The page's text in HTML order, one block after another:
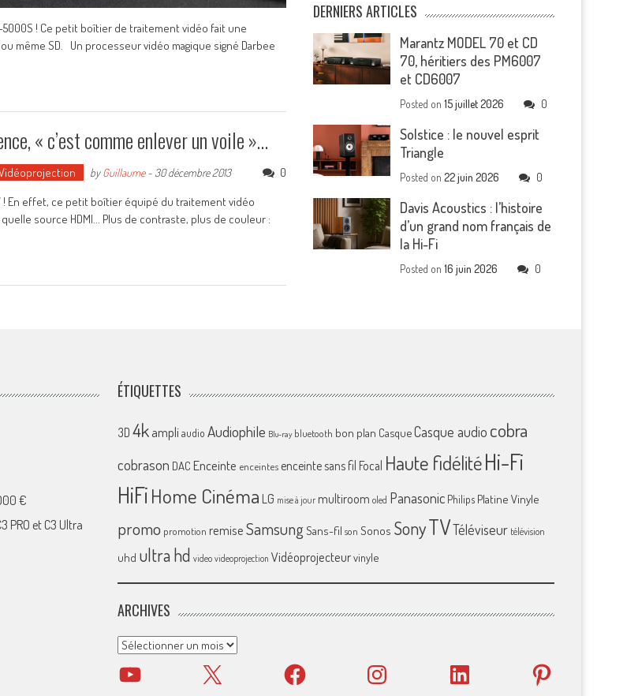
5000S ! Ce petit boîtier de traitement vidéo fait une
même SD. Un processeur vidéo magique signé Darbee
« c’est comme enlever un voile »…
byGuillaume- 30 décembre 2013
0
! En effet, ce petit boîtier équipé du traitement vidéo
source HDMI... Plus de contraste, plus de couleur :
DERNIERS ARTICLES
Marantz MODEL 70 et CD
70, héritiers des PM6007
et CD6007
Posted on15 juillet 2026 0
Solstice : le nouvel esprit
Triangle
Posted on22 juin 2026 0
Davis Acoustics : l’histoire
d’un grand nom français de
la Hi-Fi
Posted on16 juin 2026 0
€
PRO et C3 Ultra
ÉTIQUETTES
3D 4k ampliaudio Audiophile Blu-ray bluetooth bon plan CasqueCasque audio cobra
cobrason DAC Enceinte enceintes enceinte sans fil Focal Haute fidélitéHi-Fi
HiFiHome Cinéma LG mise à jour multiroom oled Panasonic Philips Platine Vinyle
promo promotion remiseSamsungSans-fil son Sonos SonyTVTéléviseur télévision
uhd ultra hd video videoprojection Vidéoprojecteurvinyle
ARCHIVES
Archives
YouTube X Facebook Instagram LinkedIn Pinterest